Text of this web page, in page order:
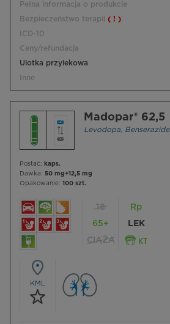
Pełna informacja o produkcie
Bezpieczeństwo terapii ( ! )
ICD-10
Ceny/refundacja
Ulotka przylekowa
Inne
Madopar® 62,5
Levodopa, Benserazide
Postać: kaps.
Dawka: 50 mg+12,5 mg
Opakowanie: 100 szt.
18
65+
CIĄŻA
Rp
LEK
KML